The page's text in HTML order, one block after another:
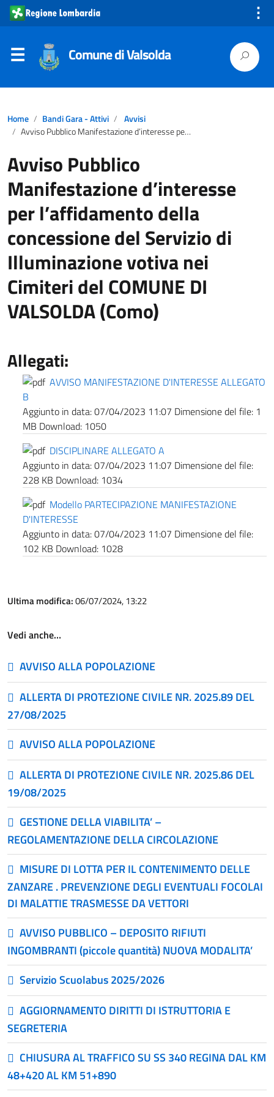
⋮
Comune di Valsolda
Home Bandi Gara - Attivi
Avvisi
Avviso Pubblico Manifestazione d’interesse per l’affidamento della concessione del Servizio di Illuminazione votiva nei Cimiteri del COMUNE DI VALSOLDA (Como)
Avviso Pubblico
Manifestazione d’interesse
per l’affidamento della
concessione del Servizio di
Illuminazione votiva nei
Cimiteri del COMUNE DI
VALSOLDA (Como)
Allegati:
AVVISO MANIFESTAZIONE D'INTERESSE ALLEGATO
B
Aggiunto in data:07/04/2023 11:07 Dimensione del file: 1
MB Download: 1050
DISCIPLINARE ALLEGATO A
Aggiunto in data:07/04/2023 11:07 Dimensione del file:
228 KB Download: 1034
Modello PARTECIPAZIONE MANIFESTAZIONE
D'INTERESSE
Aggiunto in data:07/04/2023 11:07 Dimensione del file:
102 KB Download: 1028
Ultima modifica:06/07/2024, 13:22
Vedi anche…
AVVISO ALLA POPOLAZIONE
ALLERTA DI PROTEZIONE CIVILE NR. 2025.89 DEL
27/08/2025
AVVISO ALLA POPOLAZIONE
ALLERTA DI PROTEZIONE CIVILE NR. 2025.86 DEL
19/08/2025
GESTIONE DELLA VIABILITA’ –
REGOLAMENTAZIONE DELLA CIRCOLAZIONE
MISURE DI LOTTA PER IL CONTENIMENTO DELLE
ZANZARE . PREVENZIONE DEGLI EVENTUALI FOCOLAI
DI MALATTIE TRASMESSE DA VETTORI
AVVISO PUBBLICO – DEPOSITO RIFIUTI
INGOMBRANTI (piccole quantità) NUOVA MODALITA’
Servizio Scuolabus 2025/2026
AGGIORNAMENTO DIRITTI DI ISTRUTTORIA E
SEGRETERIA
CHIUSURA AL TRAFFICO SU SS 340 REGINA DAL KM
48+420 AL KM 51+890